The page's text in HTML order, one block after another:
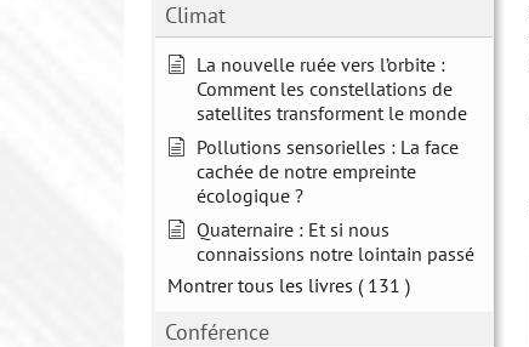
Climat
La nouvelle ruée vers l’orbite :
Comment les constellations de
satellites transforment le monde
Pollutions sensorielles : La face
cachée de notre empreinte
écologique ?
Quaternaire : Et si nous
connaissions notre lointain passé
Montrer tous les livres ( 131 )
Conférence